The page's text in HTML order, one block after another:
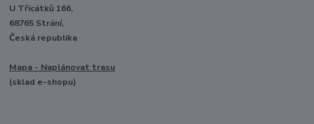
U Třicátků 166,
68765 Strání,
Česká republika
Mapa - Naplánovat trasu
(sklad e-shopu)